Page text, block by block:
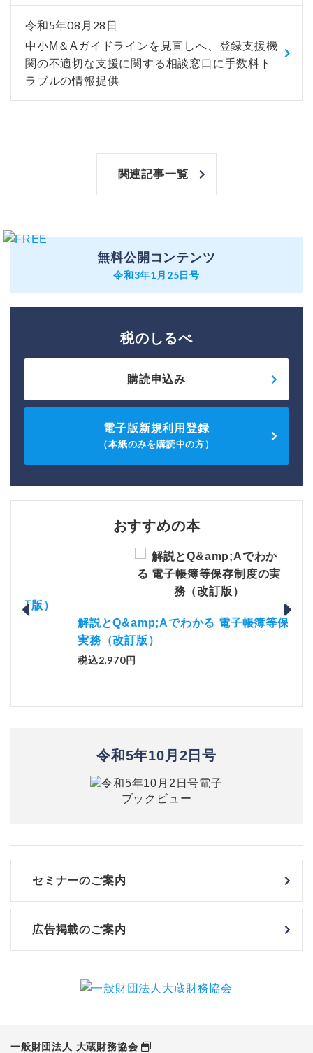
令和5年08月28日
中小M＆Aガイドラインを見直しへ、登録支援機
関の不適切な支援に関する相談窓口に手数料ト
ラブルの情報提供
関連記事一覧
無料公開コンテンツ
令和3年1月25日号
税のしるべ
購読申込み
電子版新規利用登録
（本紙のみを購読中の方）
おすすめの本
解説とQ&amp;Aでわかる 電子帳簿等保存制度の
実務（改訂版）
税込2,970円
「
令和5年10月2日号
セミナーのご案内
広告掲載のご案内
一般財団法人 大蔵財務協会